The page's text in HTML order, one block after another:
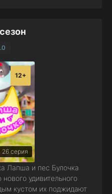
26 серия
12+
Лапша и пес Булочка
удивительного
кустом их поджидают